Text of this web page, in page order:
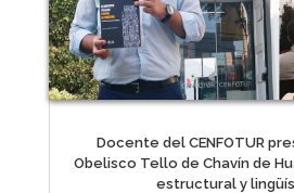
Docente del CENFOTUR
Obelisco Tello de Chavín de
estructural y